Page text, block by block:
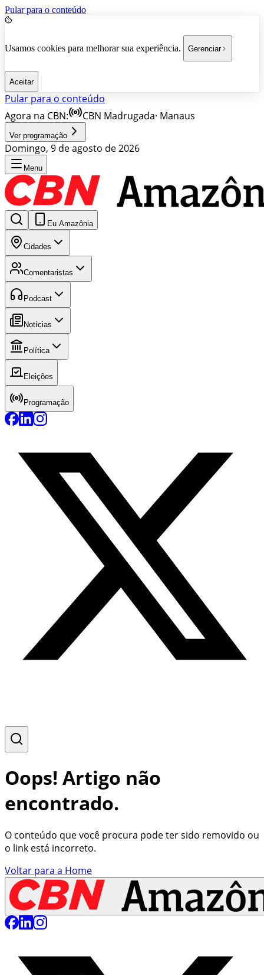
Pular para o conteúdo
Usamos cookies para melhorar sua experiência. Gerenciar
Aceitar
Pular para o conteúdo
Agora na CBN:
CBN Madrugada· Manaus
Ver programação
Domingo, 9 de agosto de 2026
Menu
Eu Amazônia
Cidades
Comentaristas
Podcast
Notícias
Política
Eleições
Programação
Oops! Artigo não
encontrado.
O conteúdo que você procura pode ter sido removido ou
o link está incorreto.
Voltar para a Home